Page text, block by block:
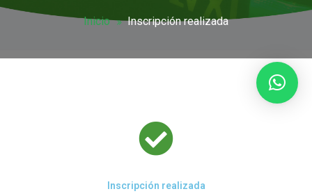
Inicio Inscripción realizada
Inscripción realizada